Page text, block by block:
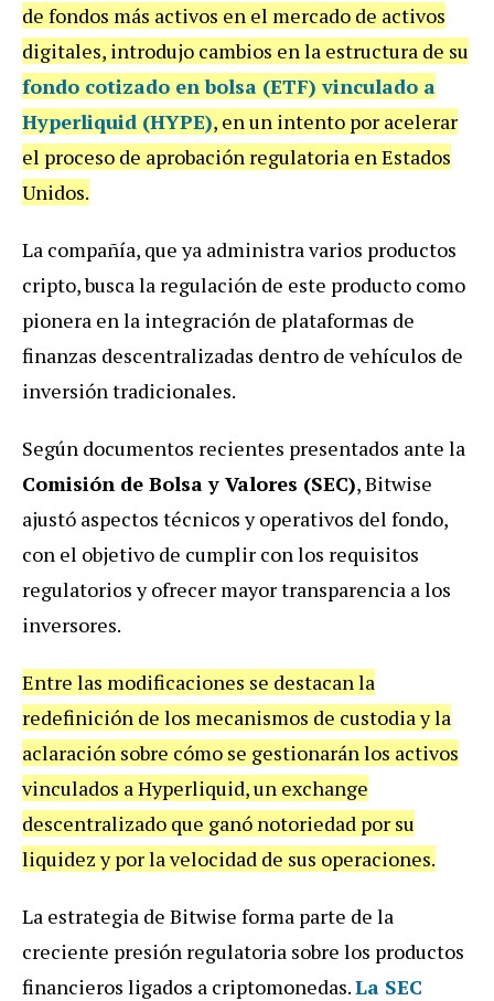
de fondos más activos en el mercado de activos
digitales, introdujo cambios en la estructura de su
fondo cotizado en bolsa (ETF) vinculado a
Hyperliquid (HYPE), en un intento por acelerar
el proceso de aprobación regulatoria en Estados
Unidos.
La compañía, que ya administra varios productos
cripto, busca la regulación de este producto como
pionera en la integración de plataformas de
finanzas descentralizadas dentro de vehículos de
inversión tradicionales.
Según documentos recientes presentados ante la
Comisión de Bolsa y Valores (SEC), Bitwise
ajustó aspectos técnicos y operativos del fondo,
con el objetivo de cumplir con los requisitos
regulatorios y ofrecer mayor transparencia a los
inversores.
Entre las modificaciones se destacan la
redefinición de los mecanismos de custodia y la
aclaración sobre cómo se gestionarán los activos
vinculados a Hyperliquid, un exchange
descentralizado que ganó notoriedad por su
liquidez y por la velocidad de sus operaciones.
La estrategia de Bitwise forma parte de la
creciente presión regulatoria sobre los productos
financieros ligados a criptomonedas.La SEC